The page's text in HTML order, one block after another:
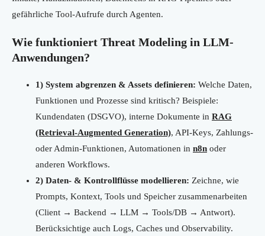
gefährliche Tool-Aufrufe durch Agenten.
Wie funktioniert Threat Modeling in LLM-
Anwendungen?
1) System abgrenzen & Assets definieren: Welche Daten,
Funktionen und Prozesse sind kritisch? Beispiele:
Kundendaten (DSGVO), interne Dokumente in RAG
(Retrieval-Augmented Generation), API-Keys, Zahlungs-
oder Admin-Funktionen, Automationen in n8n oder
anderen Workflows.
2) Daten- & Kontrollflüsse modellieren: Zeichne, wie
Prompts, Kontext, Tools und Speicher zusammenarbeiten
(Client → Backend → LLM → Tools/DB → Antwort).
Berücksichtige auch Logs, Caches und Observability.